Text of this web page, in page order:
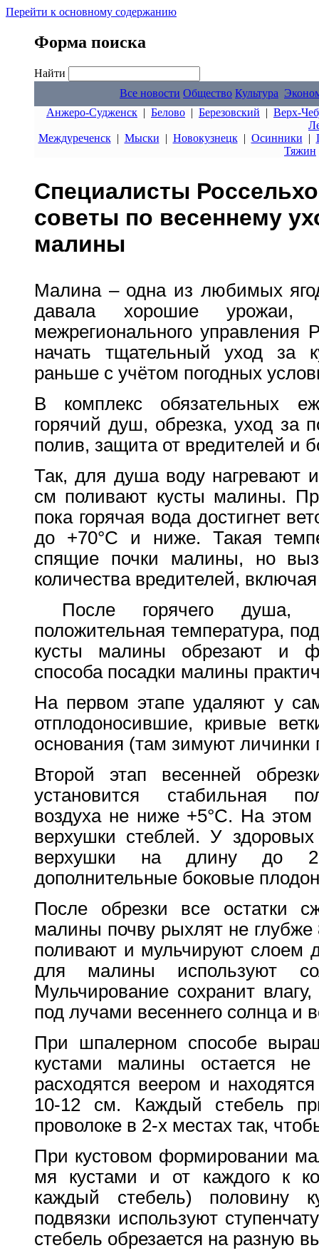
Перейти к основному содержанию
Форма поиска
Найти
Все новости Общество Культура
Анжеро-Судженск | Белово | Березовский | Верх-
Междуреченск| Мыски | Новокузнецк| Осинники |
Тяжин
Специалисты
советы по весеннему
малины
Малина – одна из любимых
давала хорошие урожаи,
межрегионального управления
начать тщательный уход за
раньше с учётом погодных
В комплекс обязательных
горячий душ, обрезка, уход за
полив, защита от вредителей и
Так, для душа воду нагревают
см поливают кусты малины.
пока горячая вода достигнет
до +70°С и ниже. Такая
спящие почки малины, но
количества вредителей,
После горячего душа,
положительная температура,
кусты малины обрезают и
способа посадки малины
На первом этапе удаляют у
отплодоносившие, кривые
основания (там зимуют личинки
Второй этап весенней
установится стабильная
воздуха не ниже +5°С. На
верхушки стеблей. У
верхушки на длину до
дополнительные боковые
После обрезки все остатки
малины почву рыхлят не
поливают и мульчируют слоем
для малины используют
Мульчирование сохранит
под лучами весеннего солнца и
При шпалерном способе
кустами малины остается
расходятся веером и
10-12 см. Каждый стебель
проволоке в 2-х местах так,
При кустовом формировании
мя кустами и от каждого к
каждый стебель) половину
подвязки используют
стебель обрезается на разную